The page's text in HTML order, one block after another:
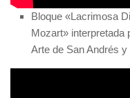
Bloque «Lacrimosa
Mozart» interpretada
Arte de San Andrés